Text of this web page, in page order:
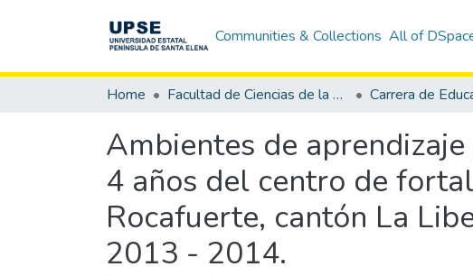
Communities & Collections All of
Home Facultad de Ciencias de la Educación e Idiomas
Ambientes de
4 años del centro de
Rocafuerte, cantón La
2013 - 2014.